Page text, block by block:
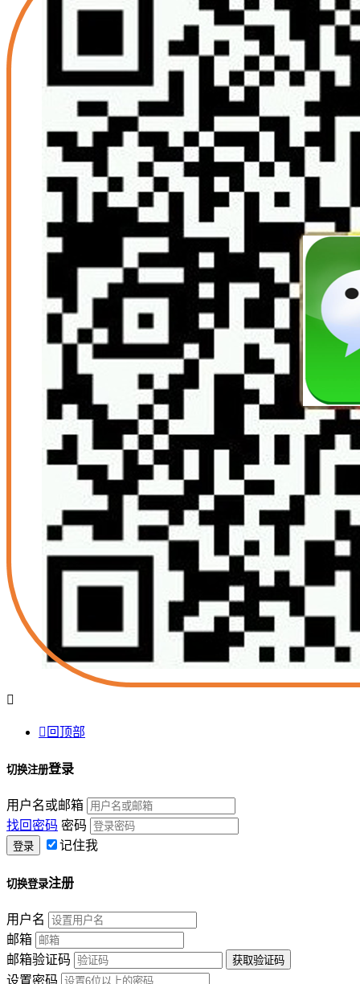

 回顶部
切换注册登录
用户名或邮箱
找回密码 密码
记住我
切换登录注册
用户名
邮箱
邮箱验证码
设置密码